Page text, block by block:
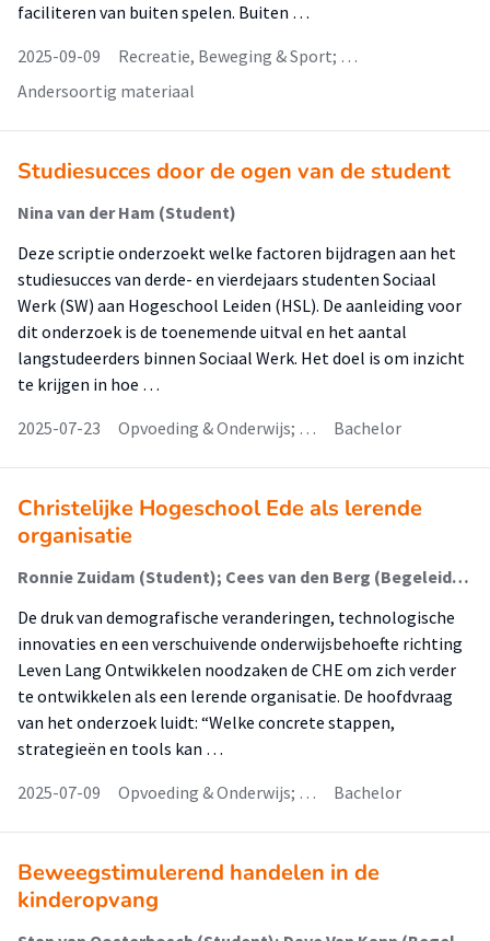
faciliteren van buiten spelen. Buiten …
2025-09-09
Recreatie, Beweging & Sport; …
Andersoortig materiaal
Studiesucces door de ogen van de student
Nina van der Ham (Student)
Deze scriptie onderzoekt welke factoren bijdragen aan het
studiesucces van derde- en vierdejaars studenten Sociaal
Werk (SW) aan Hogeschool Leiden (HSL). De aanleiding voor
dit onderzoek is de toenemende uitval en het aantal
langstudeerders binnen Sociaal Werk. Het doel is om inzicht
te krijgen in hoe …
2025-07-23
Opvoeding & Onderwijs; … Bachelor
Christelijke Hogeschool Ede als lerende
organisatie
Ronnie Zuidam (Student); Cees van den Berg (Begeleider)
De druk van demografische veranderingen, technologische
innovaties en een verschuivende onderwijsbehoefte richting
Leven Lang Ontwikkelen noodzaken de CHE om zich verder
te ontwikkelen als een lerende organisatie. De hoofdvraag
van het onderzoek luidt: “Welke concrete stappen,
strategieën en tools kan …
2025-07-09
Opvoeding & Onderwijs; … Bachelor
Beweegstimulerend handelen in de
kinderopvang